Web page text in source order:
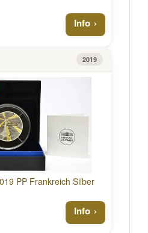
Info
2019
PP Frankreich Silber
Info